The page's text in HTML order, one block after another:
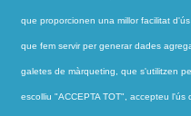
que proporcionen una millor facilitat
que fem servir per generar dades
galetes de màrqueting, que s'utilitzen
escolliu "ACCEPTA TOT", accepteu